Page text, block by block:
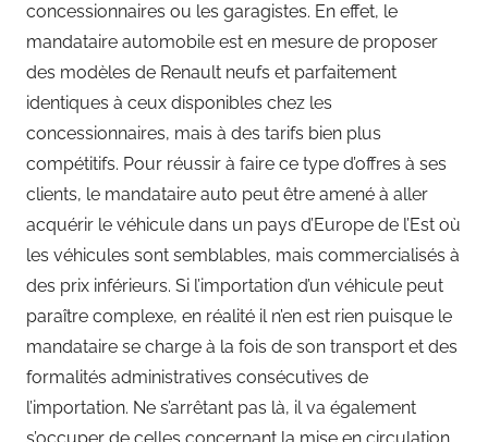
concessionnaires ou les garagistes. En effet, le
mandataire automobile est en mesure de proposer
des modèles de Renault neufs et parfaitement
identiques à ceux disponibles chez les
concessionnaires, mais à des tarifs bien plus
compétitifs. Pour réussir à faire ce type d’offres à ses
clients, le mandataire auto peut être amené à aller
acquérir le véhicule dans un pays d’Europe de l’Est où
les véhicules sont semblables, mais commercialisés à
des prix inférieurs. Si l’importation d’un véhicule peut
paraître complexe, en réalité il n’en est rien puisque le
mandataire se charge à la fois de son transport et des
formalités administratives consécutives de
l’importation. Ne s’arrêtant pas là, il va également